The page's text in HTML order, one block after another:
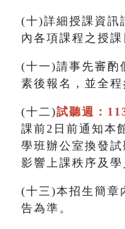
(十)詳細授課資訊
內各項課程之授課
(十一)請事先審酌
素後報名，並全程
(十二)試聽週：
課前2日前通知本
學班辦公室換發
影響上課秩序及學
(十三)本招生簡章
告為準。